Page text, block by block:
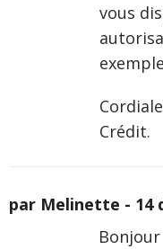
vous
Crédit.
par Melinette - 14
Bonjour